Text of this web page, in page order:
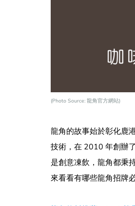
(Photo Source: 龍角官方網站)
龍角的故事始於彰化鹿
技術，在 2010 年創辦
是創意凍飲，龍角都秉
來看看有哪些龍角招牌